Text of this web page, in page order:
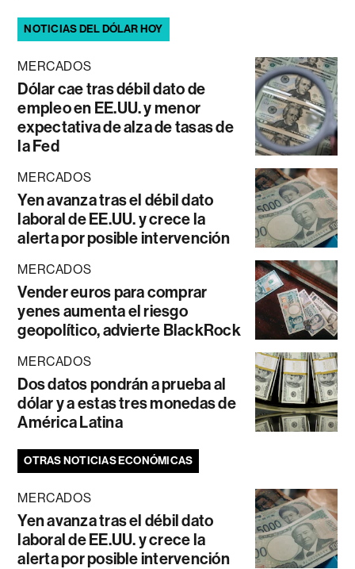
NOTICIAS DEL DÓLAR HOY
MERCADOS
Dólar cae tras débil dato de
empleo en EE.UU. y menor
expectativa de alza de tasas de
la Fed
MERCADOS
Yen avanza tras el débil dato
laboral de EE.UU. y crece la
alerta por posible intervención
MERCADOS
Vender euros para comprar
yenes aumenta el riesgo
geopolítico, advierte BlackRock
MERCADOS
Dos datos pondrán a prueba al
dólar y a estas tres monedas de
América Latina
OTRAS NOTICIAS ECONÓMICAS
MERCADOS
Yen avanza tras el débil dato
laboral de EE.UU. y crece la
alerta por posible intervención